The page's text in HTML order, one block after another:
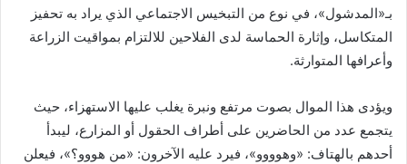
بـ«المدشول»، في نوع من التبخيس الاجتماعي الذي يراد به تحفيز
المتكاسل، وإثارة الحماسة لدى الفلاحين للالتزام بمواقيت الزراعة
وأعرافها المتوارثة.
ويؤدى هذا الموال بصوت مرتفع ونبرة يغلب عليها الاستهزاء، حيث
يتجمع عدد من الحاضرين على أطراف الحقول أو المزارع، ليبدأ
أحدهم بالهتاف: «وهوووو»، فيرد عليه الآخرون: «من هووو؟»، فيعلن